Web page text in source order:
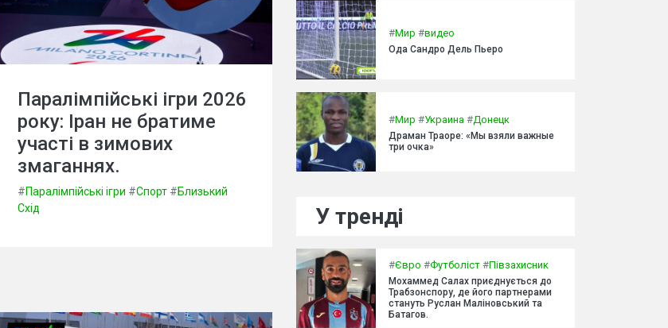
Паралімпійські ігри 2026
року: Іран не братиме
участі в зимових
змаганнях.
#Паралімпійські ігри #Спорт #Близький
Схід
#Мир #видео
Ода Сандро Дель Пьеро
#Мир #Украина #Донецк
Драман Траоре: «Мы взяли важные
три очка»
У тренді
#Євро #Футболіст #Півзахисник
Мохаммед Салах приєднується до
Трабзонспору, де його партнерами
стануть Руслан Маліновський та
Батагов.